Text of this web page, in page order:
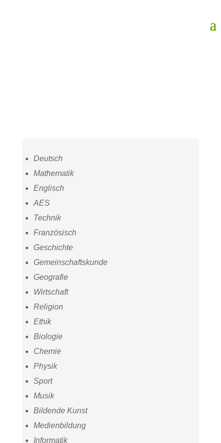
Deutsch
Mathematik
Englisch
AES
Technik
Französisch
Geschichte
Gemeinschaftskunde
Geografie
Wirtschaft
Religion
Ethik
Biologie
Chemie
Physik
Sport
Musik
Bildende Kunst
Medienbildung
Informatik